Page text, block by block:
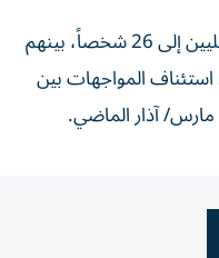
وبذلك، يرتفع إجمالي القتلى الإسرائيليين إلى 26 شخصاً، بينهم
استئناف المواجهات بين
آذار الماضي.